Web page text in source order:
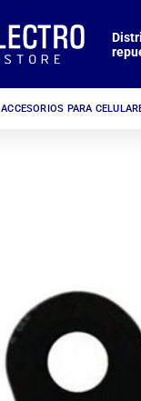
ACCESORIOS PARA